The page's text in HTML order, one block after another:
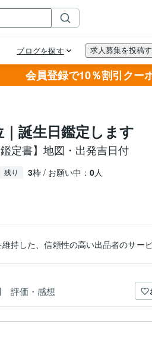
会員登録で10％割引クー
誕生日鑑定します
定書】地図・出発吉日付
残り 3枠 / お願い中： 0人
持した、信頼性の高い出品者のサー
評価・感想